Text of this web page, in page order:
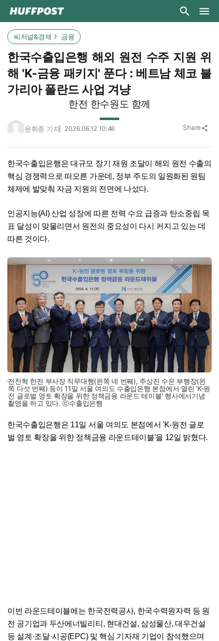
씨저널&경제 금융
한국수출입은행 해외 원전 수주 지원 위
해 'K-금융 패키지' 푼다 : 베트남 체코 불
가리아 폴란드 사업 겨냥
한전 한수원도 함께
윤휘종 기자 2026.06.12 10:46 Share share
한국수출입은행은 대규모 장기 재원 조달이 해외 원전 수출의
핵심 경쟁력으로 떠오른 가운데, 정부 주도의 일원화된 원팀
체제에 발맞춰 자금 지원의 전면에 나섰다.
인공지능(AI) 산업 성장에 따른 전력 수요 급증과 탄소중립 목
표 달성이 맞물리면서 원전의 중요성이 다시 커지고 있는 데
따른 것이다.
전찬혁 한전 부사장 직무대행(왼쪽 네 번째), 주상진 수은 부행장(왼
쪽 다섯 번째) 등이 11일 서울 여의도 수출입은행 본점에서 열린 'K-원
전 글로벌 영토 확장을 위한 정책금융 라운드 테이블' 행사에서기념
촬영을 하고 있다. ⓒ수출입은행
한국수출입은행은 11일 서울 여의도 본점에서 'K-원전 글로
벌 영토 확장을 위한 정책금융 라운드테이블'을 12일 밝혔다.
이번 라운드테이블에는 한국전력공사, 한국수력원자력 등 원
전 공기업과 두산에너빌리티, 현대건설, 삼성물산, 대우건설
등 설계·조달·시공(EPC) 및 핵심 기자재 기업이 참석했으며